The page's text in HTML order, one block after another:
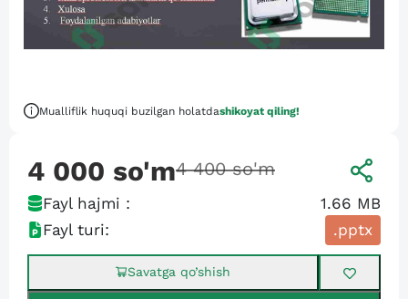
Mualliflik huquqi buzilgan holatdashikoyat qiling!
4 000 so'm4 400 so'm
Fayl hajmi :
1.66 MB
Fayl turi:
.pptx
Savatga qo’shish